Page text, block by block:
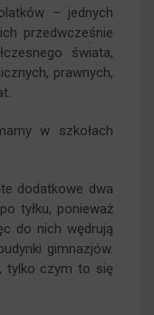
– jednych
przedwcześnie
świata,
prawnych,
w szkołach
dodatkowe dwa
tyłku, ponieważ
do nich wędrują
gimnazjów.
tylko czym to się